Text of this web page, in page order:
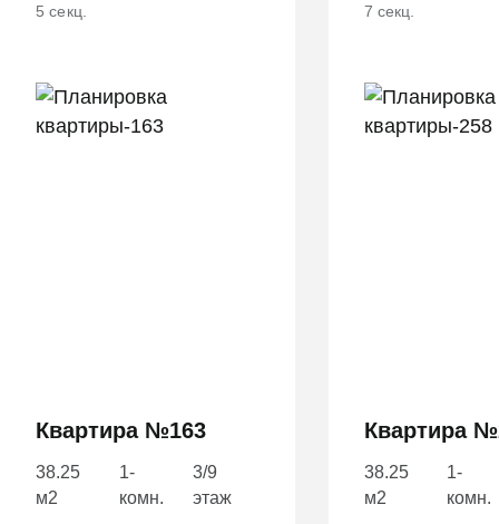
5 секц.
Квартира №163
38.25
м2
1-
комн.
3/9
этаж
7 секц.
Квартира
38.25
м2
1-
комн.